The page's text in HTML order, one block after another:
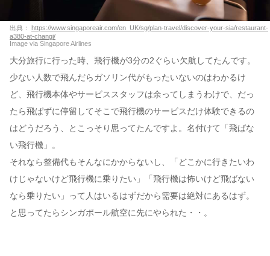
出典：
https://www.singaporeair.com/en_UK/sg/plan-travel/discover-your-sia/restaurant-
a380-at-changi/
Image via Singapore Airlines
大分旅行に行った時、飛行機が3分の2ぐらい欠航してたんです。
少ない人数で飛んだらガソリン代がもったいないのはわかるけ
ど、飛行機本体やサービススタッフは余ってしまうわけで、だっ
たら飛ばずに停留してそこで飛行機のサービスだけ体験できるの
はどうだろう、とこっそり思ってたんですよ。名付けて「飛ばな
い飛行機」。
それなら整備代もそんなにかからないし、「どこかに行きたいわ
けじゃないけど飛行機に乗りたい」「飛行機は怖いけど飛ばない
なら乗りたい」って人はいるはずだから需要は絶対にあるはず。
と思ってたらシンガポール航空に先にやられた・・。